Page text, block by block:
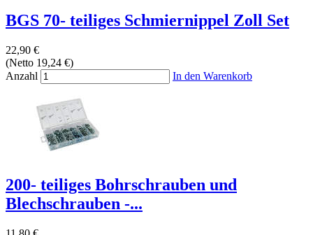
BGS 70- teiliges Schmiernippel Zoll Set
22,90 €
(Netto 19,24 €)
Anzahl
In den Warenkorb
200- teiliges Bohrschrauben und
Blechschrauben -...